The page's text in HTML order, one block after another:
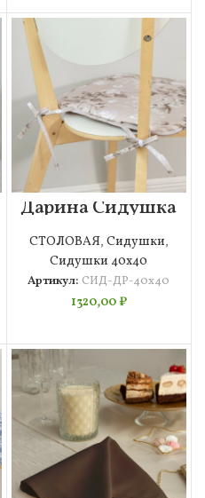
Дарина Сидушка
40х40
СТОЛОВАЯ, Сидушки,
Сидушки 40х40
Артикул: СИД-ДР-40х40
1320,00₽